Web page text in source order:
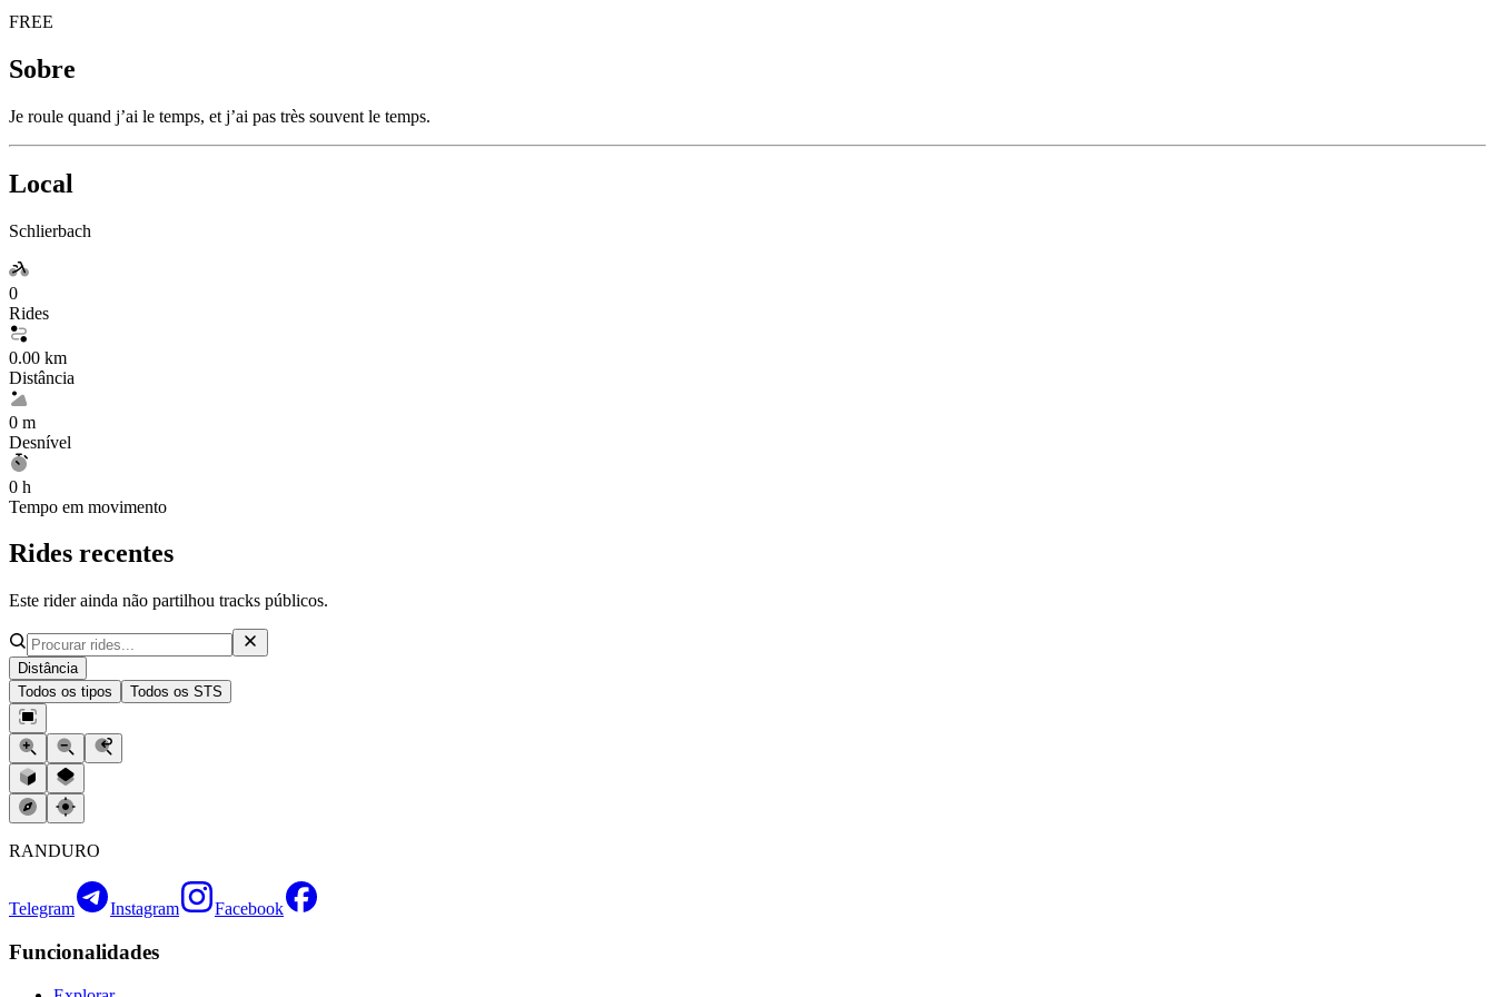
FREE
Sobre
Je roule quand j’ai le temps, et j’ai pas très souvent le temps.
Local
Schlierbach
0
Rides
0.00 km
Distância
0 m
Desnível
0 h
Tempo em movimento
Rides recentes
Este rider ainda não partilhou tracks públicos.
Distância
Todos os tipos
Todos os STS
RANDURO
Telegram Instagram Facebook
Funcionalidades